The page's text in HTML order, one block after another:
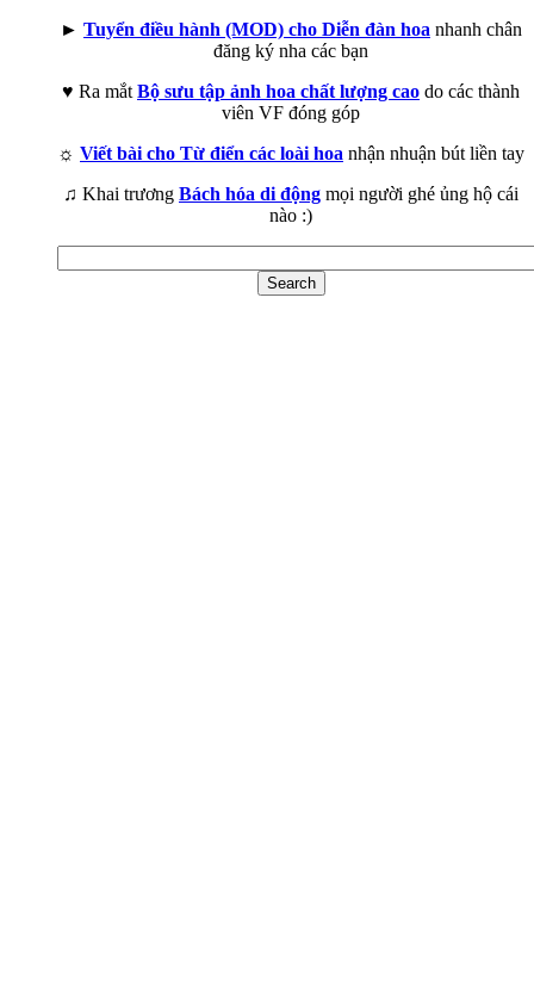
► Tuyển điều hành (MOD) cho Diễn đàn hoa nhanh chân
đăng ký nha các bạn
♥ Ra mắt Bộ sưu tập ảnh hoa chất lượng cao do các thành
viên VF đóng góp
☼ Viết bài cho Từ điển các loài hoa nhận nhuận bút liền tay
♫ Khai trương Bách hóa di động mọi người ghé ủng hộ cái
nào :)